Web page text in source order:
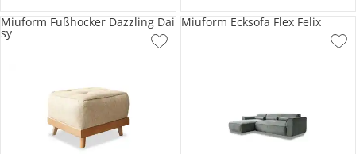
Miuform Fußhocker Dazzling Dai
sy
Miuform Ecksofa Flex Felix